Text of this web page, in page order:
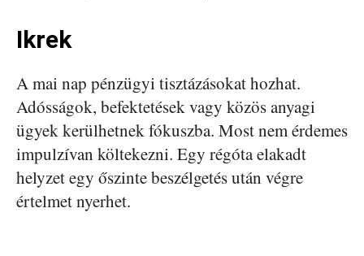
Ikrek
A mai nap pénzügyi tisztázásokat hozhat.
Adósságok, befektetések vagy közös anyagi
ügyek kerülhetnek fókuszba. Most nem érdemes
impulzívan költekezni. Egy régóta elakadt
helyzet egy őszinte beszélgetés után végre
értelmet nyerhet.